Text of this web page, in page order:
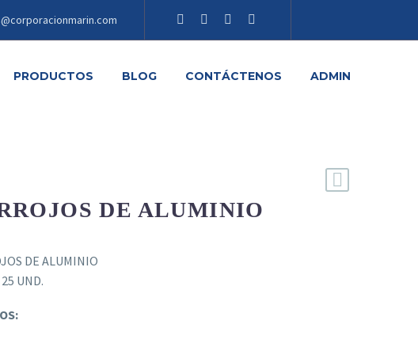
PRODUCTOS BLOG CONTÁCTENOS ADMIN
DE ALUMINIO
DE ALUMINIO
UND.